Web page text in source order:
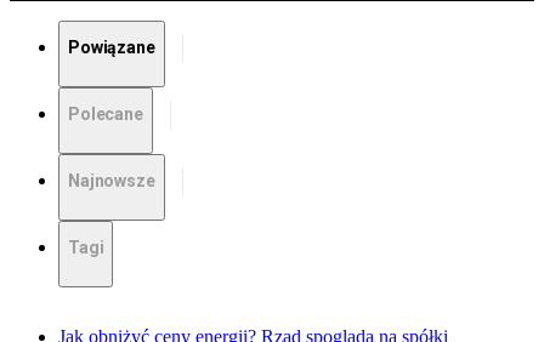
Powiązane
Polecane
Najnowsze
Tagi
Jak obniżyć ceny energii? Rząd spogląda na spółki